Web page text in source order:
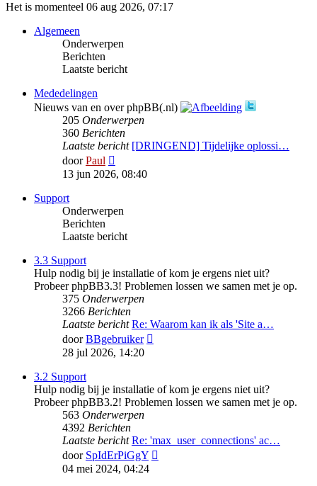
Het is momenteel 06 aug 2026, 07:17
Algemeen
Onderwerpen
Berichten
Laatste bericht
Mededelingen
Nieuws van en over phpBB(.nl)
205 Onderwerpen
360 Berichten
Laatste bericht [DRINGEND] Tijdelijke oplossi…
doorPaul
laatste
bericht
13 jun 2026, 08:40
Support
Onderwerpen
Berichten
Laatste bericht
3.3 Support
Hulp nodig bij je installatie of kom je ergens niet uit?
Probeer phpBB3.3! Problemen lossen we samen met je op.
375 Onderwerpen
3266 Berichten
Laatste bericht Re: Waarom kan ik als 'Site a…
doorBBgebruiker
28 jul 2026, 14:20
3.2 Support
Hulp nodig bij je installatie of kom je ergens niet uit?
Probeer phpBB3.2! Problemen lossen we samen met je op.
563 Onderwerpen
4392 Berichten
Laatste bericht Re: 'max_user_connections' ac…
door SpIdErPiGgY
04 mei 2024, 04:24